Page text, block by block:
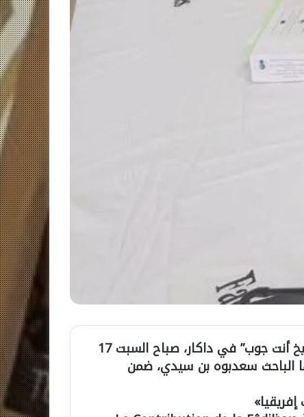
شهدت كلية الآداب والعلوم الإنسانية بجامعة “الشيخ أنت جوب” في داكار، صباح السبت 17
الباحث سعدبوه بن سيدي، ضمن